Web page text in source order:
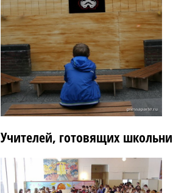
Учителей, готовящих